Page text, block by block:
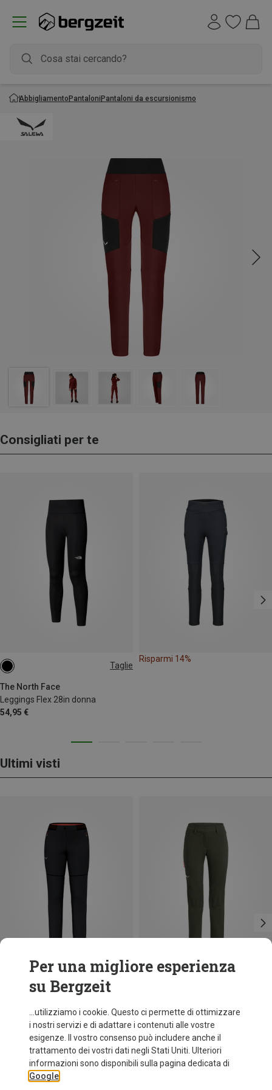
AbbigliamentoPantaloniPantaloni da escursionismo
Consigliati per te
Taglie
The North Face
Leggings Flex 28in donna
54,95 €
XS
Risparmi 14%
Ultimi visti
Risparmi 45%
Salewa
Pantaloni Puez Orval 2 donna
159,95 €
Per una migliore esperienza
su Bergzeit
...utilizziamo i cookie. Questo ci permette di ottimizzare
i nostri servizi e di adattare i contenuti alle vostre
esigenze. Il vostro consenso può includere anche il
trattamento dei vostri dati negli Stati Uniti. Ulteriori
informazioni sono disponibili sulla pagina dedicata di
Google